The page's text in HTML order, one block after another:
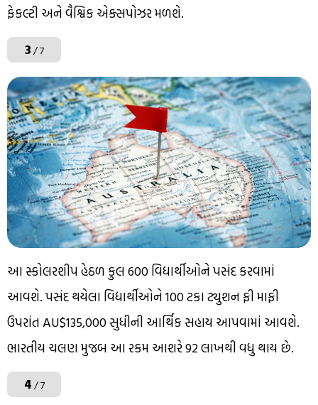
ફેકલ્ટી અને વૈશ્વિક એક્સપોઝર મળશે.
3/ 7
આ સ્કોલરશીપ હેઠળ કુલ 600 વિદ્યાર્થીઓને પસંદ કરવામાં
આવશે. પસંદ થયેલા વિદ્યાર્થીઓને 100 ટકા ટ્યુશન ફી માફી
ઉપરાંત AU$135,000 સુધીની આર્થિક સહાય આપવામાં આવશે.
ભારતીય ચલણ મુજબ આ રકમ આશરે ₹92 લાખથી વધુ થાય છે.
4/ 7